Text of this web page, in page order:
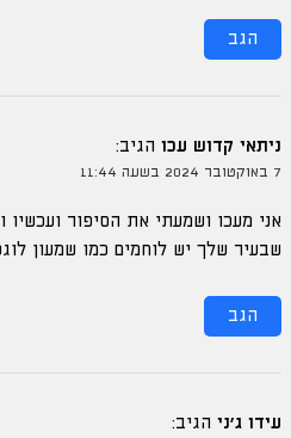
הגב
ניתאי קדוש עכו הגיב:
7 באוקטובר 2024 בשעה 11:44
אני מעכו ושמעתי את הסיפור
שבעיר שלך יש לוחמים כמו שמעון
הגב
עידו ג׳ני הגיב: